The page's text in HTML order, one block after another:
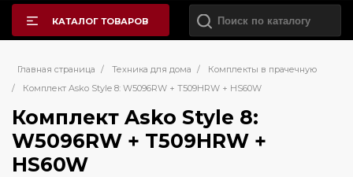
КАТАЛОГ ТОВАРОВ
Главная страница / Техника для дома /
Комплекты в прачечную
/
Комплект Asko Style 8: W5096RW + T509HRW + HS60W
Комплект Asko Style 8:
W5096RW + T509HRW +
HS60W